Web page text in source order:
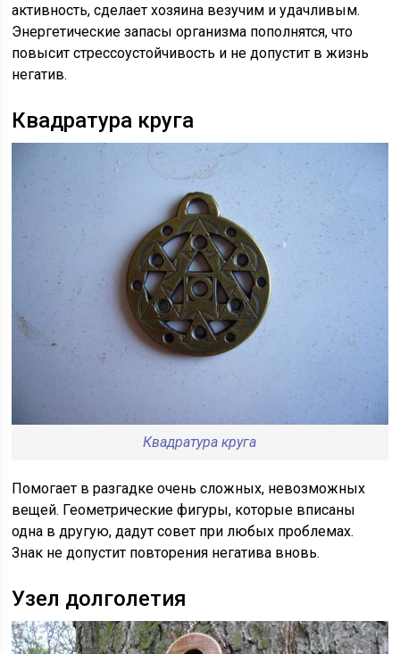
активность, сделает хозяина везучим и удачливым.
Энергетические запасы организма пополнятся, что
повысит стрессоустойчивость и не допустит в жизнь
негатив.
Квадратура круга
Квадратура круга
Помогает в разгадке очень сложных, невозможных
вещей. Геометрические фигуры, которые вписаны
одна в другую, дадут совет при любых проблемах.
Знак не допустит повторения негатива вновь.
Узел долголетия